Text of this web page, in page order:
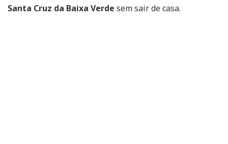
Santa Cruz da Baixa Verde sem sair de casa.